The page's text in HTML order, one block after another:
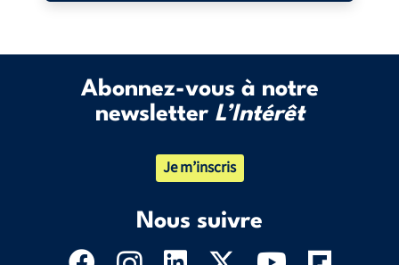
Abonnez-vous à notre
newsletter L’Intérêt
Je m’inscris
Nous suivre